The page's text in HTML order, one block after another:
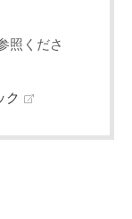
照くださ
ク